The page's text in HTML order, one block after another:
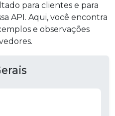
para clientes e para
API. Aqui, você encontra
e observações